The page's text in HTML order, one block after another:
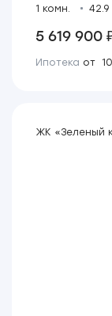
1 комн. 42.9
5 619 900
Ипотека от
ЖК «Зеленый